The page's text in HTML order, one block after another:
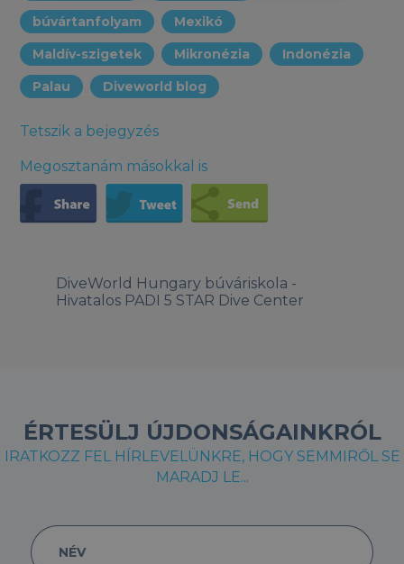
búvártanfolyam
Mexikó
Maldív-szigetek
Mikronézia
Indonézia
Palau
Diveworld blog
Tetszik a bejegyzés
Megosztanám másokkal is
DiveWorld Hungary búváriskola -
Hivatalos PADI 5 STAR Dive Center
ÉRTESÜLJ ÚJDONSÁGAINKRÓL
IRATKOZZ FEL HÍRLEVELÜNKRE, HOGY SEMMIRŐL SE
MARADJ LE...